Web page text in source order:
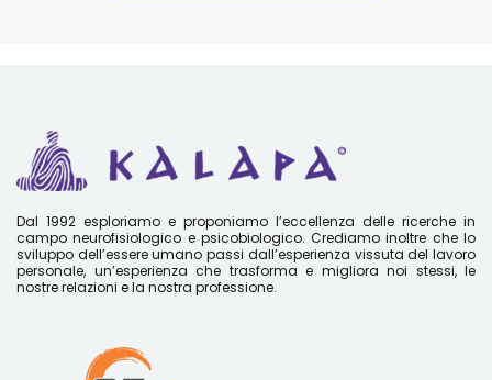
Dal 1992 esploriamo e proponiamo l’eccellenza delle ricerche in
campo neurofisiologico e psicobiologico. Crediamo inoltre che lo
sviluppo dell’essere umano passi dall’esperienza vissuta del lavoro
personale, un’esperienza che trasforma e migliora noi stessi, le
nostre relazioni e la nostra professione.